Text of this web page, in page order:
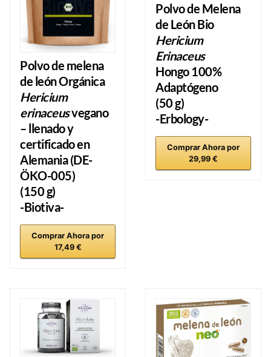
Polvo de melena
de leónOrgánica
Hericium
erinaceusvegano
– llenado y
certificado en
Alemania (DE-
ÖKO-005)
(150 g)
-Biotiva-
Comprar Ahora por
17,49 €
Polvo de Melena
de León Bio
Hericium
Erinaceus
Hongo 100%
Adaptógeno
(50 g)
-Erbology-
Comprar Ahora por
29,99 €